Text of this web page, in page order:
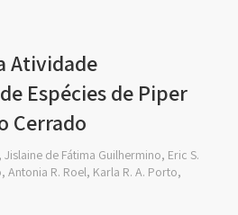
Atividade
Espécies de Piper
Cerrado
de Fátima Guilhermino, Eric S.
Antonia R. Roel, Karla R. A. Porto,